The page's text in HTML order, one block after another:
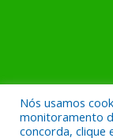
Nós usamos
monitoramento
concorda, clique